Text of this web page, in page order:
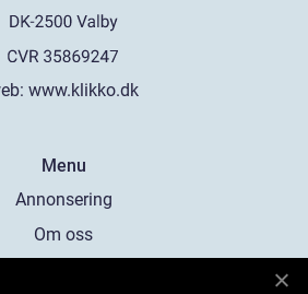
www.klikko.dk
Menu
Annonsering
Om oss